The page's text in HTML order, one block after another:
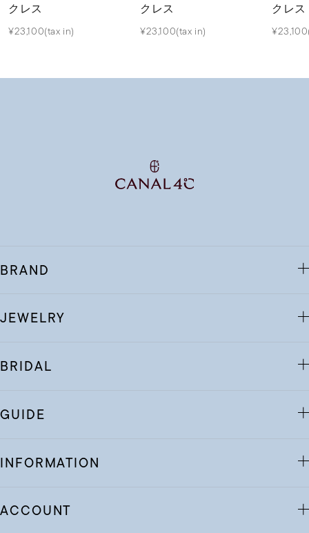
クレス
¥23,100(tax in)
クレス
¥23,100(tax in)
クレス
BRAND
JEWELRY
BRIDAL
GUIDE
INFORMATION
ACCOUNT